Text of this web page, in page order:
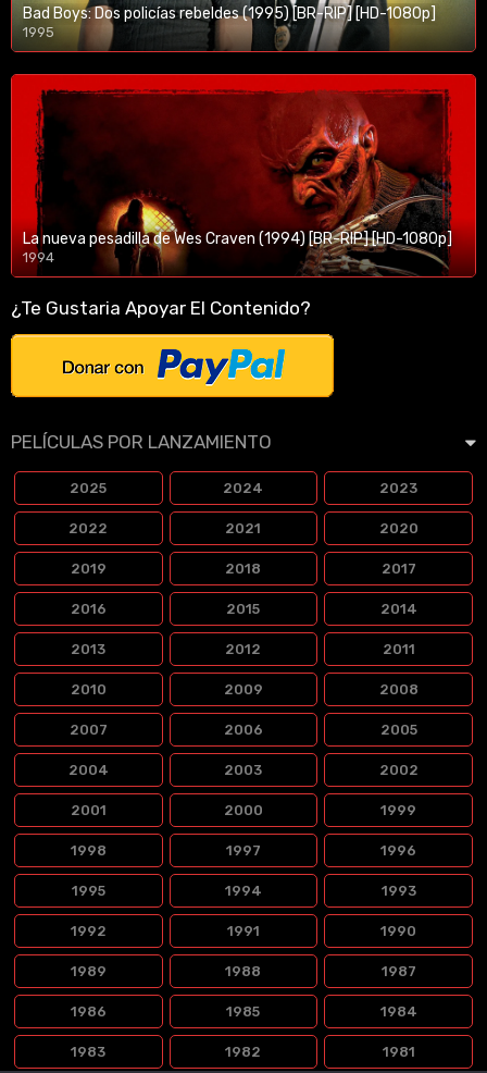
Bad Boys: Dos policías rebeldes (1995) [BR-RIP] [HD-1080p]
1995
1080p/720p
La nueva pesadilla de Wes Craven (1994) [BR-RIP] [HD-1080p]
1994
1080p/720p
¿Te Gustaria Apoyar El Contenido?
PELÍCULAS POR LANZAMIENTO
2025 2024 2023
2022 2021 2020
2019 2018 2017
2016 2015 2014
2013 2012 2011
2010 2009 2008
2007 2006 2005
2004 2003 2002
2001 2000 1999
1998 1997 1996
1995 1994 1993
1992 1991 1990
1989 1988 1987
1986 1985 1984
1983 1982 1981